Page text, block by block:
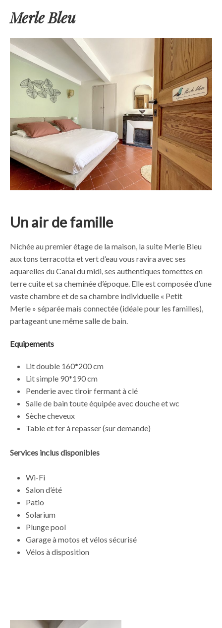
Merle Bleu
Un air de famille
Nichée au premier étage de la maison, la suite Merle Bleu
aux tons terracotta et vert d’eau vous ravira avec ses
aquarelles du Canal du midi, ses authentiques tomettes en
terre cuite et sa cheminée d’époque. Elle est composée d’une
vaste chambre et de sa chambre individuelle « Petit
Merle » séparée mais connectée (idéale pour les familles),
partageant une même salle de bain.
Equipements
Lit double 160*200 cm
Lit simple 90*190 cm
Penderie avec tiroir fermant à clé
Salle de bain toute équipée avec douche et wc
Sèche cheveux
Table et fer à repasser (sur demande)
Services inclus disponibles
Wi-Fi
Salon d’été
Patio
Solarium
Plunge pool
Garage à motos et vélos sécurisé
Vélos à disposition